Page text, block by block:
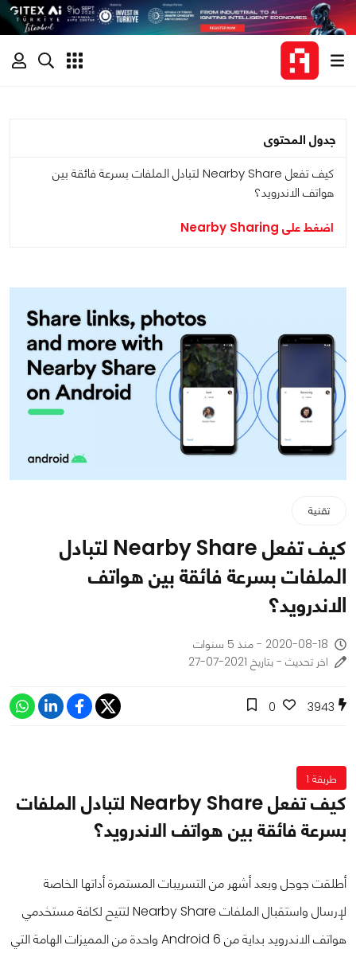
جدول المحتوى
كيف تفعل Nearby Share لتبادل الملفات بسرعة فائقة بين
هواتف الاندرويد؟
اضغط على Nearby Sharing
تقنية
كيف تفعل Nearby Share لتبادل
الملفات بسرعة فائقة بين هواتف
الاندرويد؟
2020-08-18 - منذ 5 سنوات
اخر تحديث - بتاريخ 2021-07-27
3943
0
طريقة 1
كيف تفعل Nearby Share لتبادل الملفات
بسرعة فائقة بين هواتف الاندرويد؟
أطلقت جوجل وبعد أشهر من التسريبات المستمرة أداتها الخاصة
لإرسال واستقبال الملفات Nearby Share لتتيح لكافة مستخدمي
هواتف الاندرويد بداية من Android 6 واحدة من المميزات الهامة التي